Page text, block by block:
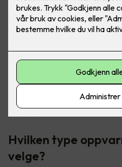
Oppvarming av boligen tar
godt at det finnes gode
Hvilken type
velge?